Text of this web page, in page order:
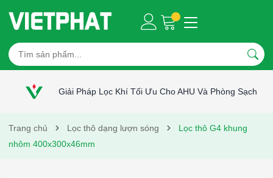
Giải Pháp Lọc Khí Tối Ưu Cho AHU Và Phòng Sạch
Trang chủ Lọc thô dạng lượn sóng
Lọc thô G4 khung
nhôm 400x300x46mm